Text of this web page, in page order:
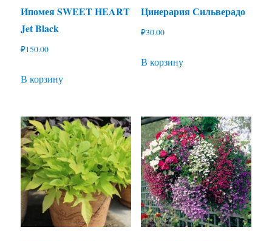
Ипомея SWEET HEART
Jet Black
₽150.00
В корзину
Цинерария Сильверадо
₽30.00
В корзину